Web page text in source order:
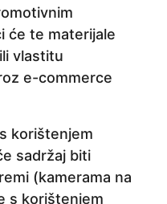
će te materijale
vlastitu
e-commerce
korištenjem
sadržaj biti
(kamerama na
s korištenjem